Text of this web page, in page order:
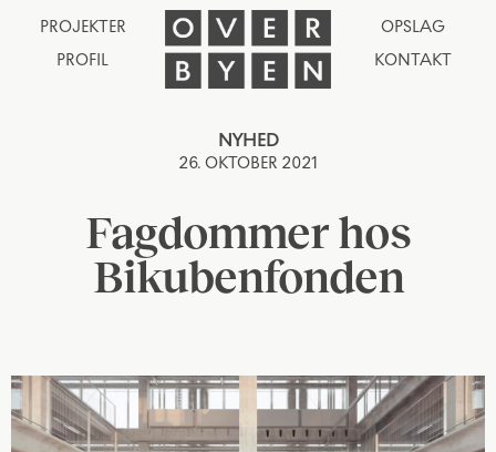
PROJEKTER
PROFIL
OPSLAG
KONTAKT
NYHED
26. OKTOBER 2021
Fagdommer hos
Bikubenfonden